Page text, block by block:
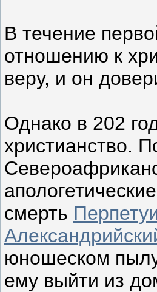
В течение
отношению к
веру, и он
Однако в 202
христианство.
смерть
юношеском
ему выйти из